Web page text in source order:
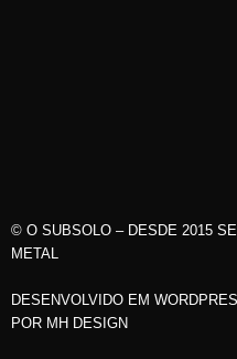
© O SUBSOLO – DESDE 2015
METAL
DESENVOLVIDO EM
POR MH DESIGN